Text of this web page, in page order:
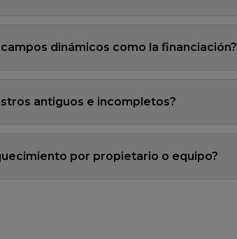
dinámicos como la financiación?
antiguos e incompletos?
por propietario o equipo?